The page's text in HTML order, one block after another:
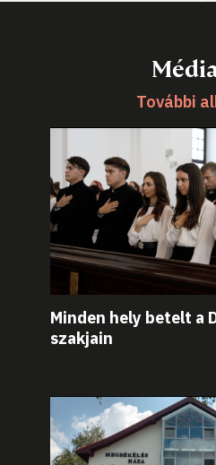
További
Minden hely betelt a
szakjain